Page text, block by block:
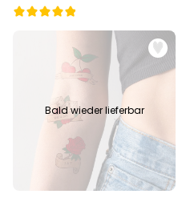
Bald wieder lieferbar